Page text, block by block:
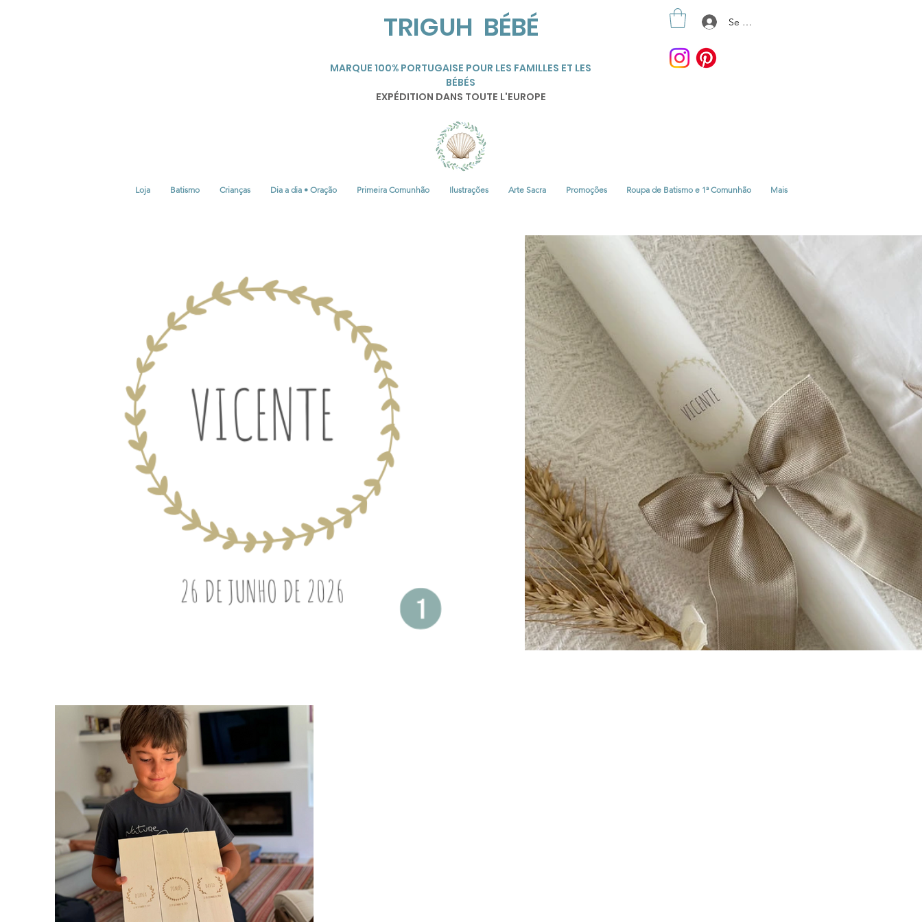
TRIGUH BÉBÉ
MARQUE 100% PORTUGAISE POUR LES FAMILLES ET LES
BÉBÉS
EXPÉDITION DANS TOUTE L'EUROPE
Se connecter
Loja Batismo Crianças Dia a dia • Oração Primeira Comunhão Ilustrações Arte Sacra Promoções Roupa de Batismo e 1ª Comunhão Mais